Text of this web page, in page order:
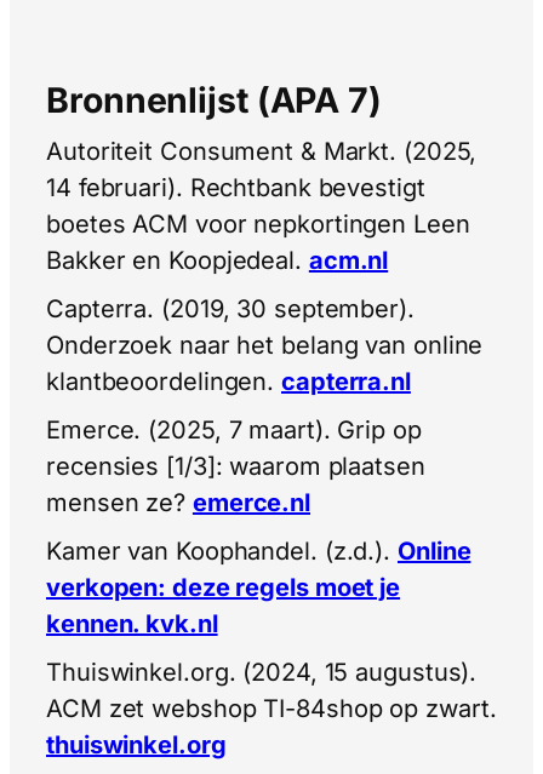
Bronnenlijst (APA 7)
Autoriteit Consument & Markt. (2025,
14 februari). Rechtbank bevestigt
boetes ACM voor nepkortingen Leen
Bakker en Koopjedeal. acm.nl
Capterra. (2019, 30 september).
Onderzoek naar het belang van online
klantbeoordelingen. capterra.nl
Emerce. (2025, 7 maart). Grip op
recensies [1/3]: waarom plaatsen
mensen ze? emerce.nl
Kamer van Koophandel. (z.d.). Online
verkopen: deze regels moet je
kennen. kvk.nl
Thuiswinkel.org. (2024, 15 augustus).
ACM zet webshop TI-84shop op zwart.
thuiswinkel.org